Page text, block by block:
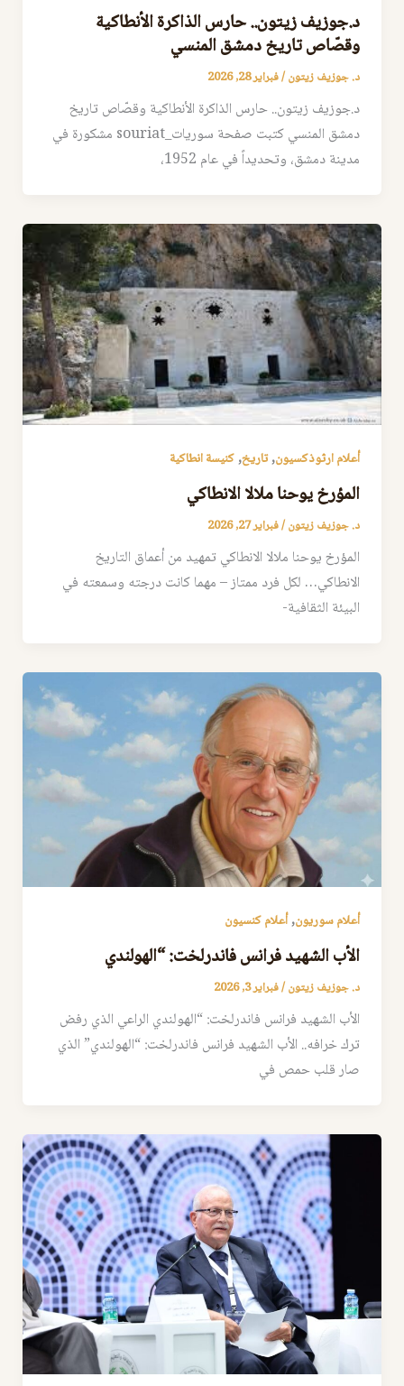
د.جوزيف زيتون.. حارس الذاكرة الأنطاكية
وقصّاص تاريخ دمشق المنسي
د. جوزيف زيتون/فبراير 28, 2026
د.جوزيف زيتون.. حارس الذاكرة الأنطاكية وقصّاص تاريخ
دمشق المنسي كتبت صفحة سوريات_souriat مشكورة في
مدينة دمشق، وتحديداً في عام 1952،
أعلام ارثوذكسيون,تاريخ,كنيسة انطاكية
المؤرخ يوحنا ملالا الانطاكي
د. جوزيف زيتون/فبراير 27, 2026
المؤرخ يوحنا ملالا الانطاكي تمهيد من أعماق التاريخ
الانطاكي… لكل فرد ممتاز – مهما كانت درجته وسمعته في
البيئة الثقافية-
أعلام سوريون,أعلام كنسيون
الأب الشهيد فرانس فاندرلخت: “الهولندي
د. جوزيف زيتون/فبراير 3, 2026
الأب الشهيد فرانس فاندرلخت: “الهولندي الراعي الذي رفض
ترك خرافه.. الأب الشهيد فرانس فاندرلخت: “الهولندي” الذي
صار قلب حمص في